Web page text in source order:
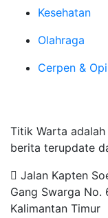
Kesehatan
Olahraga
Cerpen &
Titik Warta
berita terupdate
Jalan Kapten
Gang Swarga No.
Kalimantan Timur